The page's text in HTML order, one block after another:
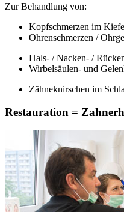
Zur Behandlung von:
Kopfschmerzen im
Ohrenschmerzen /
Hals- / Nacken- /
Wirbelsäulen- und
Zähneknirschen im
Restauration =